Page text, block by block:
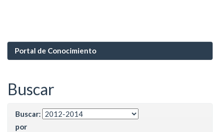
Portal de Conocimiento
Buscar
Buscar:
por